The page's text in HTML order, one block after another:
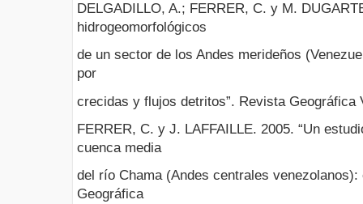
DELGADILLO, A.; FERRER, C. y M.
hidrogeomorfológicos
de un sector de los Andes merideños
por
crecidas y flujos detritos”. Revista Geográfica
FERRER, C. y J. LAFFAILLE. 2005. “Un
cuenca media
del río Chama (Andes centrales
Geográfica